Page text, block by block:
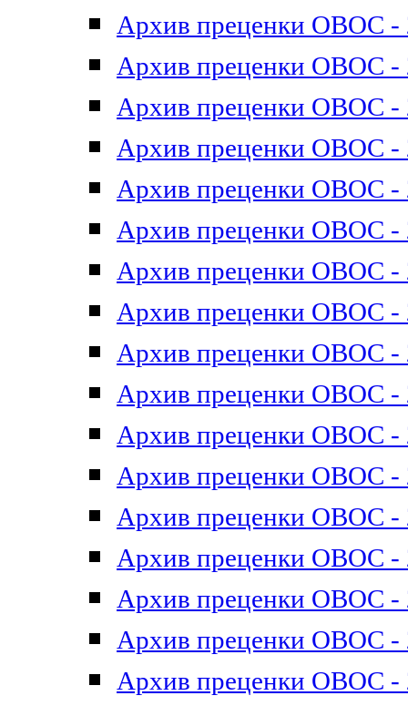
Архив преценки ОВОС -
Архив преценки ОВОС -
Архив преценки ОВОС -
Архив преценки ОВОС -
Архив преценки ОВОС -
Архив преценки ОВОС -
Архив преценки ОВОС -
Архив преценки ОВОС -
Архив преценки ОВОС -
Архив преценки ОВОС -
Архив преценки ОВОС -
Архив преценки ОВОС -
Архив преценки ОВОС -
Архив преценки ОВОС -
Архив преценки ОВОС -
Архив преценки ОВОС -
Архив преценки ОВОС -